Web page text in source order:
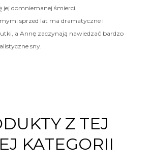
domniemanej śmierci.
sprzed lat ma dramatyczne i
a Annę zaczynają nawiedzać bardzo
sny.
Z TEJ
KATEGORII